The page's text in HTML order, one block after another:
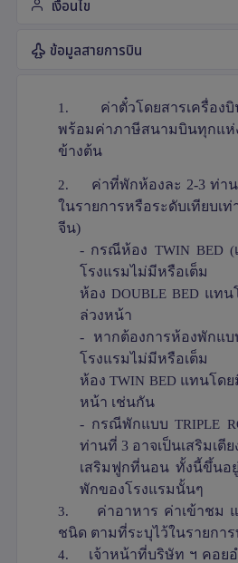
เงื่อนไข
ข้อมูลสายการบิน
1.
ค่าตั๋วโดยสารเครื่อง
พร้อมค่าภาษีสนามบินทุกแห่
ข้างต้น
2.
ค่าที่พักห้องละ 2-3 ท่า
ในรายการหรือระดับเทียบเ
จีน)
- กรณีห้อง TWIN BED (
โรงแรมไม่มีหรือเต็ม
ห้อง DOUBLE BED แทน
ล่วงหน้า
- หากต้องการห้องพักแ
โรงแรมไม่มีหรือเต็ม
ห้องTWIN BED แทนโดย
หน้า เช่นกัน
- กรณีพักแบบTRIPLE
ท่านที่ 3 อาจเป็นเสริมเตีย
เสริมฟูกที่นอน ทั้งนี้ขึ้นอ
พักของโรงแรมนั้นๆ
3.
ค่าอาหาร ค่าเข้าชม
ชนิด ตามที่ระบุไว้ในรายกา
4.
เจ้าหน้าที่บริษัท ฯ คอย